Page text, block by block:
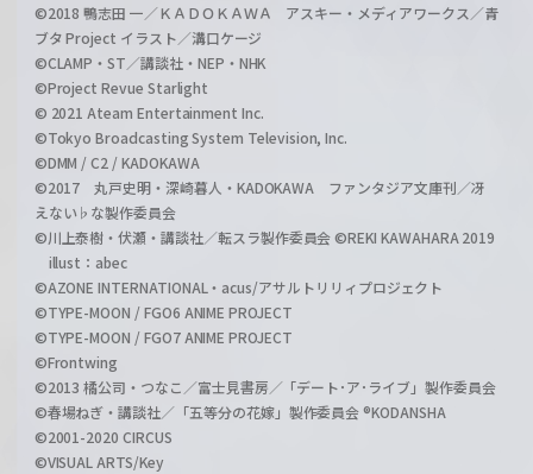
©2018 鴨志田 一／ＫＡＤＯＫＡＷＡ アスキー・メディアワークス／青
ブタ Project イラスト／溝口ケージ
©CLAMP・ST／講談社・NEP・NHK
©Project Revue Starlight
© 2021 Ateam Entertainment Inc.
©Tokyo Broadcasting System Television, Inc.
©DMM / C2 / KADOKAWA
©2017 丸戸史明・深崎暮人・KADOKAWA ファンタジア文庫刊／冴
えない♭な製作委員会
©川上泰樹・伏瀬・講談社／転スラ製作委員会 ©REKI KAWAHARA 2019
illust：abec
©AZONE INTERNATIONAL・acus/アサルトリリィプロジェクト
©TYPE-MOON / FGO6 ANIME PROJECT
©TYPE-MOON / FGO7 ANIME PROJECT
©Frontwing
©2013 橘公司・つなこ／富士見書房／「デート･ア･ライブ」製作委員会
©春場ねぎ・講談社／「五等分の花嫁」製作委員会 ®KODANSHA
©2001-2020 CIRCUS
©VISUAL ARTS/Key